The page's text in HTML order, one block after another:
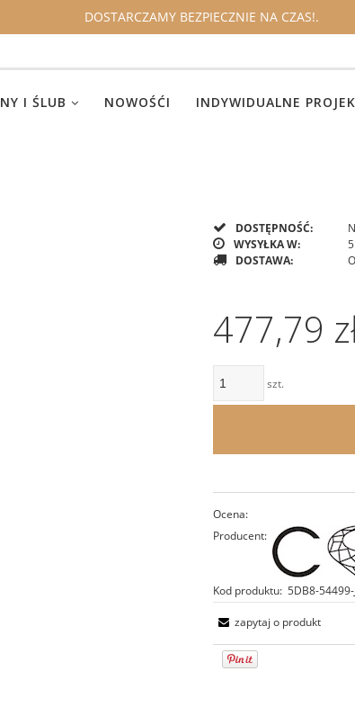
DOSTARCZAMY BEZPIECZNIE NA CZAS!.
I ŚLUB NOWOŚĆI INDYWIDUALNE
DOSTĘPNOŚĆ:
WYSYŁKA W:
DOSTAWA:
477,79
szt.
Ocena:
Producent:
Kod produktu: 5DB8-
zapytaj o produkt